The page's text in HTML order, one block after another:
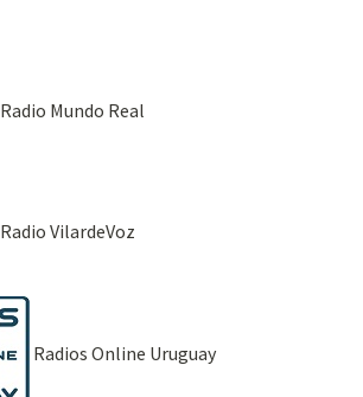
Radio Mundo Real
Radio VilardeVoz
Radios Online Uruguay